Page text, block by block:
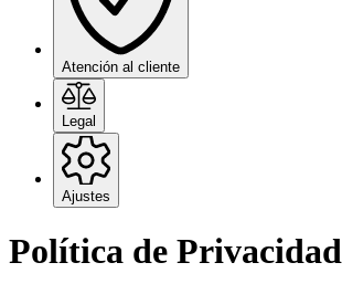
Atención al cliente
Legal
Ajustes
Política de Privacidad